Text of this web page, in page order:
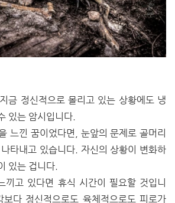
금 정신적으로 몰리고 있는 상황에도 냉
있는 암시입니다.
느낀 꿈이었다면, 눈앞의 문제로 골머리
타내고 있습니다. 자신의 상황이 변화하
있는 겁니다.
끼고 있다면 휴식 시간이 필요할 것입니
다 정신적으로도 육체적으로도 피로가